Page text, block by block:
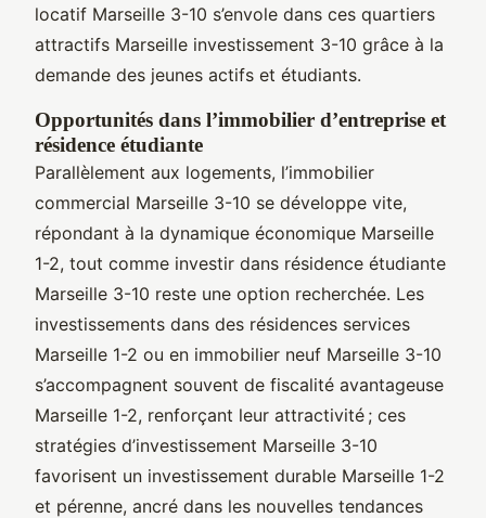
locatif Marseille 3-10 s’envole dans ces quartiers
attractifs Marseille investissement 3-10 grâce à la
demande des jeunes actifs et étudiants.
Opportunités dans l’immobilier d’entreprise et
résidence étudiante
Parallèlement aux logements, l’immobilier
commercial Marseille 3-10 se développe vite,
répondant à la dynamique économique Marseille
1-2, tout comme investir dans résidence étudiante
Marseille 3-10 reste une option recherchée. Les
investissements dans des résidences services
Marseille 1-2 ou en immobilier neuf Marseille 3-10
s’accompagnent souvent de fiscalité avantageuse
Marseille 1-2, renforçant leur attractivité ; ces
stratégies d’investissement Marseille 3-10
favorisent un investissement durable Marseille 1-2
et pérenne, ancré dans les nouvelles tendances